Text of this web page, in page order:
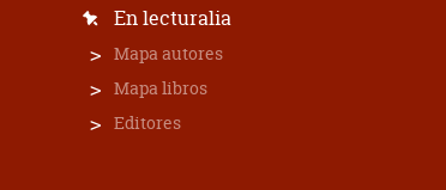
En lecturalia
Mapa autores
Mapa libros
Editores